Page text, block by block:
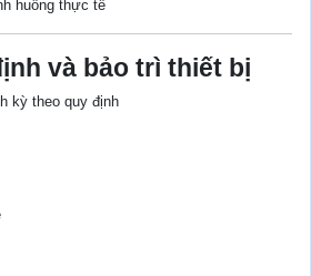
huống thực tế
và bảo trì thiết bị
kỳ theo quy định